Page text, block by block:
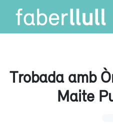
Trobada amb
Maite